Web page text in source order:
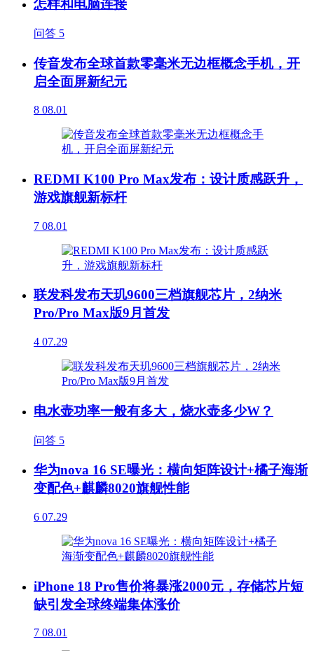
怎样和电脑连接
问答 5
传音发布全球首款零毫米无边框概念手机，开
启全面屏新纪元
8 08.01
REDMI K100 Pro Max发布：设计质感跃升，
游戏旗舰新标杆
7 08.01
联发科发布天玑9600三档旗舰芯片，2纳米
Pro/Pro Max版9月首发
4 07.29
电水壶功率一般有多大，烧水壶多少W？
问答 5
华为nova 16 SE曝光：横向矩阵设计+橘子海渐
变配色+麒麟8020旗舰性能
6 07.29
iPhone 18 Pro售价将暴涨2000元，存储芯片短
缺引发全球终端集体涨价
7 08.01